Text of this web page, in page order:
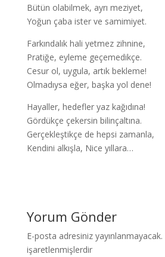
Bütün olabilmek, ayrı meziyet,
Yoğun çaba ister ve samimiyet.
Farkındalık hali yetmez zihnine,
Pratiğe, eyleme geçemedikçe.
Cesur ol, uygula, artık bekleme!
Olmadıysa eğer, başka yol dene!
Hayaller, hedefler yaz kağıdına!
Gördükçe çekersin bilinçaltına.
Gerçekleştikçe de hepsi zamanla,
Kendini alkışla, Nice yıllara…
Yorum Gönder
E-posta adresiniz yayınlanmayacak.
işaretlenmişlerdir